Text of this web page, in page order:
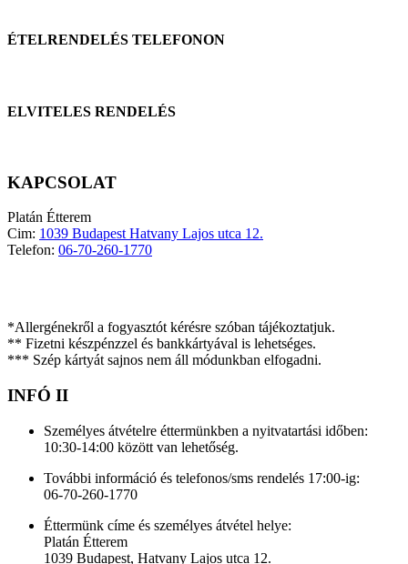
ÉTELRENDELÉS TELEFONON
ELVITELES RENDELÉS
KAPCSOLAT
Platán Étterem
Cim: 1039 Budapest Hatvany Lajos utca 12.
Telefon: 06-70-260-1770
*Allergénekről a fogyasztót kérésre szóban tájékoztatjuk.
** Fizetni készpénzzel és bankkártyával is lehetséges.
*** Szép kártyát sajnos nem áll módunkban elfogadni.
INFÓ II
Személyes átvételre éttermünkben a nyitvatartási időben:
10:30-14:00 között van lehetőség.
További információ és telefonos/sms rendelés 17:00-ig:
06-70-260-1770
Éttermünk címe és személyes átvétel helye:
Platán Étterem
1039 Budapest, Hatvany Lajos utca 12.